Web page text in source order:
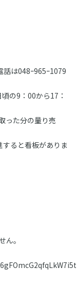
は048ｰ965ｰ1079
の9：00から17：
った分の量り売
ると看板がありま
ん。